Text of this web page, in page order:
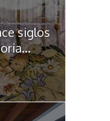
siglos